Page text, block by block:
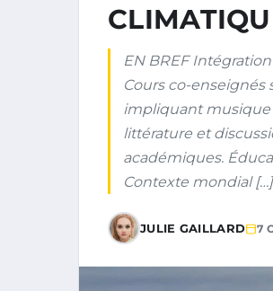
EN BREF
Cours co-enseignés
impliquant musique
littérature et
académiques.
Contexte mondial […]
JULIE GAILLARD 7